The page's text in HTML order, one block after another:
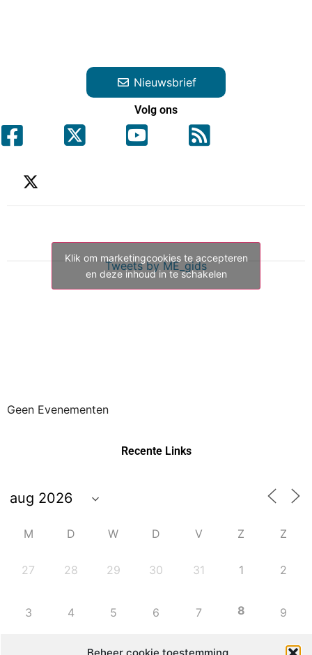
Nieuwsbrief
Volg ons
Tweets by ME_gids
Klik om marketingcookies te accepteren
en deze inhoud in te schakelen
Geen Evenementen
Recente Links
M D W D V Z Z
27 28 29 30 31 1 2
3 4 5 6 7 8 9